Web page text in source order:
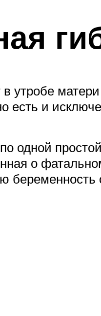
в утробе
есть и
одной
о